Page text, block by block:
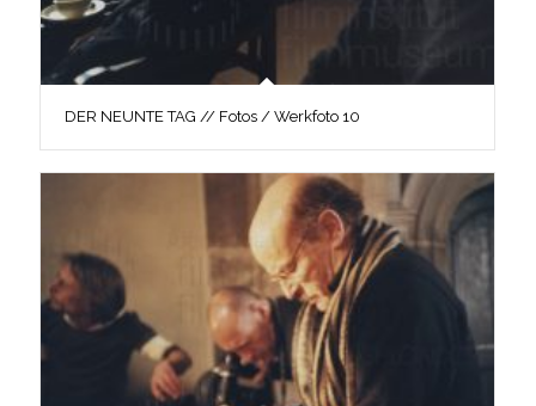
DER NEUNTE TAG // Fotos / Werkfoto 10